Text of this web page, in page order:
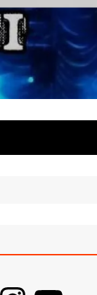
InstagramYouTube